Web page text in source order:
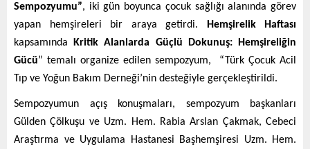
Sempozyumu”, iki gün boyunca çocuk sağlığı alanında görev
yapan hemşireleri bir araya getirdi.
Hemşirelik Haftası
kapsamında
Kritik Alanlarda Güçlü Dokunuş: Hemşireliğin
Gücü” temalı organize edilen sempozyum, “Türk Çocuk Acil
Tıp ve Yoğun Bakım Derneği’nin desteğiyle gerçekleştirildi.
Sempozyumun açış konuşmaları, sempozyum başkanları
Gülden Çölkuşu ve Uzm. Hem. Rabia Arslan Çakmak, Cebeci
Araştırma ve Uygulama Hastanesi Başhemşiresi Uzm. Hem.